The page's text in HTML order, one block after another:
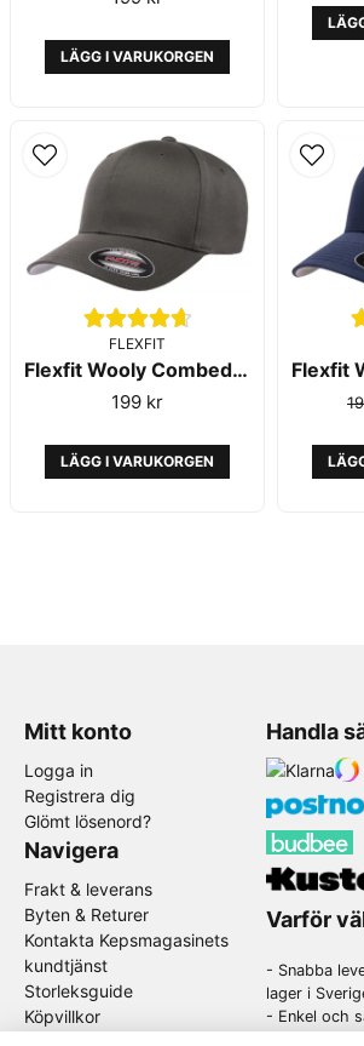
LÄGG I VARUKORGEN
FLEXFIT
Flexfit Wooly Combed Dark Grey - Flexfit
199 kr
LÄGG I VARUKORGEN
Mitt konto
Logga in
Registrera dig
Glömt lösenord?
Navigera
Frakt & leverans
Byten & Returer
Kontakta Kepsmagasinets
kundtjänst
Storleksguide
Köpvillkor
Handla
Varför
- Snabba
lager i
- Enkel och